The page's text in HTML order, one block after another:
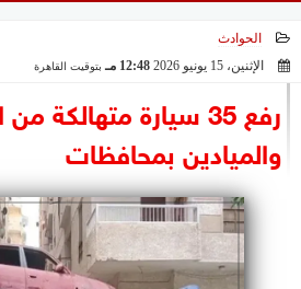
السياسة
الرئاسة
البرلمان
الوزارات
الأحزاب
الحوادث
الإثنين، 15 يونيو 2026
12:48 مـ بتوقيت القاهرة
رفع 35 سيارة متهالكة
والميادين بمحافظات